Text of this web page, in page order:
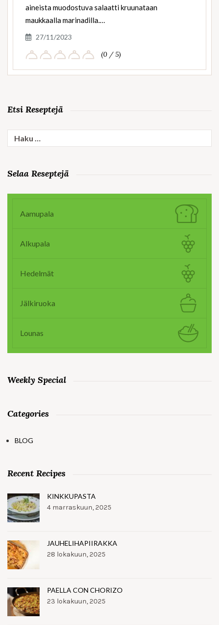
aineista muodostuva salaatti kruunataan
maukkaalla marinadilla.…
27/11/2023
(0 / 5)
Etsi Reseptejä
Haku:
Selaa Reseptejä
Aamupala
Alkupala
Hedelmät
Jälkiruoka
Lounas
Weekly Special
Categories
BLOG
Recent Recipes
KINKKUPASTA
4 marraskuun, 2025
JAUHELIHAPIIRAKKA
28 lokakuun, 2025
PAELLA CON CHORIZO
23 lokakuun, 2025